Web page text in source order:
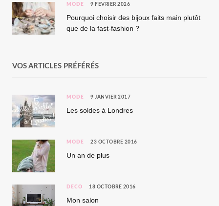
MODE 9 FÉVRIER 2026
Pourquoi choisir des bijoux faits main plutôt
que de la fast-fashion ?
VOS ARTICLES PRÉFÉRÉS
MODE 9 JANVIER 2017
Les soldes à Londres
MODE 23 OCTOBRE 2016
Un an de plus
DÉCO 18 OCTOBRE 2016
Mon salon